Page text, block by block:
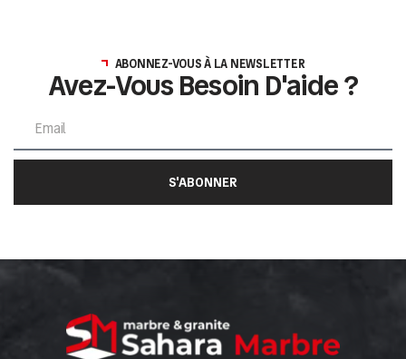
ABONNEZ-VOUS À LA NEWSLETTER
Avez-Vous Besoin D'aide ?
S'ABONNER